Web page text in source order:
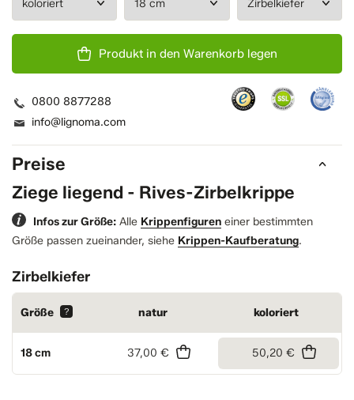
Preise
Ziege liegend - Rives-Zirbelkrippe
Infos zur Größe: Alle Krippenfiguren einer bestimmten
Größe passen zueinander, siehe Krippen-Kaufberatung.
Zirbelkiefer
Größe ? natur koloriert
18 cm 37,00 € 50,20 €
Produkt in den Warenkorb legen
0800 8877288
info@lignoma.com